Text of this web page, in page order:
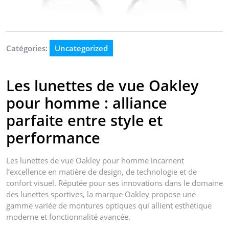
Catégories: Uncategorized
Les lunettes de vue Oakley
pour homme : alliance
parfaite entre style et
performance
Les lunettes de vue Oakley pour homme incarnent
l’excellence en matière de design, de technologie et de
confort visuel. Réputée pour ses innovations dans le domaine
des lunettes sportives, la marque Oakley propose une
gamme variée de montures optiques qui allient esthétique
moderne et fonctionnalité avancée.